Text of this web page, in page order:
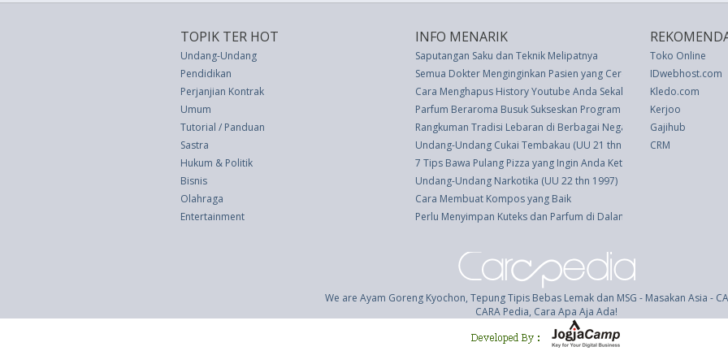
TOPIK TER HOT
Undang-Undang
Pendidikan
Perjanjian Kontrak
Umum
Tutorial / Panduan
Sastra
Hukum & Politik
Bisnis
Olahraga
Entertainment
INFO MENARIK
Saputangan Saku dan Teknik Melipatnya
Semua Dokter Menginginkan Pasien yang Cerdas, Bagaimana
Cara Menghapus History Youtube Anda Sekaligus
Parfum Beraroma Busuk Sukseskan Program Diet, Berani Coba?
Rangkuman Tradisi Lebaran di Berbagai Negara
Undang-Undang Cukai Tembakau (UU 21 thn 1946)
7 Tips Bawa Pulang Pizza yang Ingin Anda Ketahui Sebelumnya
Undang-Undang Narkotika (UU 22 thn 1997)
Cara Membuat Kompos yang Baik
Perlu Menyimpan Kuteks dan Parfum di Dalam Kulkas, Ini Alasannya
Toko Online
IDwebhost.com
Kledo.com
Kerjoo
Gajihub
CRM
We are Ayam Goreng Kyochon, Tepung Tipis Bebas Lemak dan MSG - Masakan Asia -
CARA Pedia, Cara Apa Aja Ada!